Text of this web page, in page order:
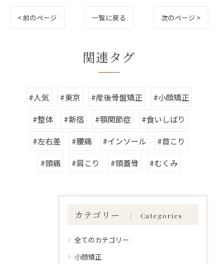
< 前のページ 一覧に戻る 次のページ >
関連タグ
#人気 #東京 #産後骨盤矯正
#小顔矯正
#整体
#新宿 #顎関節症
#食いしばり
#左右差
#腰痛 #インソール
#首こり
#頭痛
#肩こり #頭蓋骨 #むくみ
カテゴリー Categories
全てのカテゴリー
小顔矯正